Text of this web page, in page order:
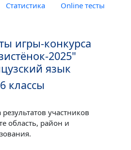
Статистика Online тесты
игры-конкурса
2025"
язык
6 классы
участников
область, район и